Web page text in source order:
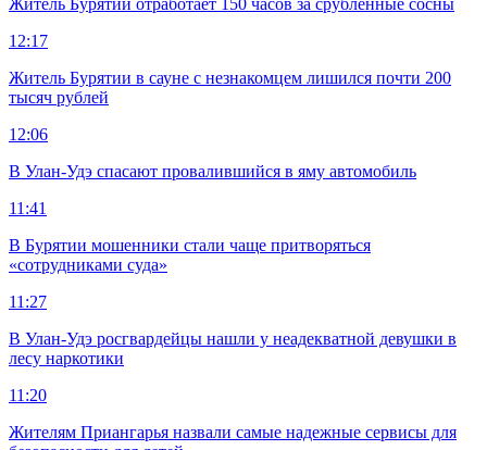
12:17
Житель Бурятии в сауне с незнакомцем лишился почти 200
тысяч рублей
12:06
В Улан-Удэ спасают провалившийся в яму автомобиль
11:41
В Бурятии мошенники стали чаще притворяться
«сотрудниками суда»
11:27
В Улан-Удэ росгвардейцы нашли у неадекватной девушки в
лесу наркотики
11:20
Жителям Приангарья назвали самые надежные сервисы для